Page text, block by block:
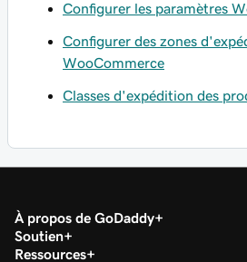
Configurer les paramètres
Configurer des zones
WooCommerce
Classes d'expédition des
À propos de GoDaddy
Soutien
Ressources